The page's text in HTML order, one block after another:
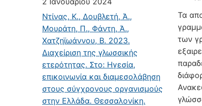
Ντίνας, Κ., Δουβλετή, Ά.,
Μουράτη, Π., Φάντη, Ά.,
Χατζηϊωάννου, Β. 2023.
Διαχείριση της γλωσσικής
ετερότητας. Στο: Ηγεσία,
επικοινωνία και διαμεσολάβηση
στους σύγχρονους οργανισμούς
στην Ελλάδα. Θεσσαλονίκη.
Τα
των